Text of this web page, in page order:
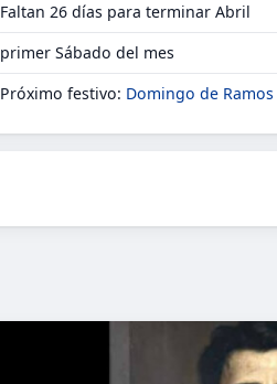
Faltan 26 días para terminar Abril
primer Sábado del mes
Próximo festivo: Domingo de Ramos